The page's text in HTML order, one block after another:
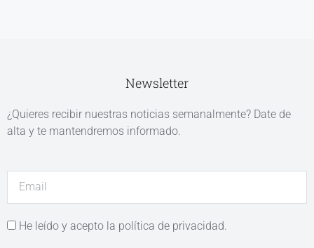
Newsletter
¿Quieres recibir nuestras noticias semanalmente? Date de
alta y te mantendremos informado.
He leído y acepto la política de privacidad.